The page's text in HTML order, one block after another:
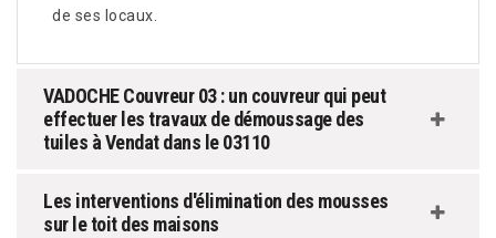
de ses locaux.
VADOCHE Couvreur 03 : un couvreur qui peut
effectuer les travaux de démoussage des
tuiles à Vendat dans le 03110
Les interventions d'élimination des mousses
sur le toit des maisons